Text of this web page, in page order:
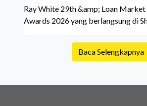
Ray White 29th &amp; Loan
Awards 2026 yang berlangsung di
menjadi momen istimewa bagi para
properti dan keuangan. Lebih dari
Baca Selengkapnya